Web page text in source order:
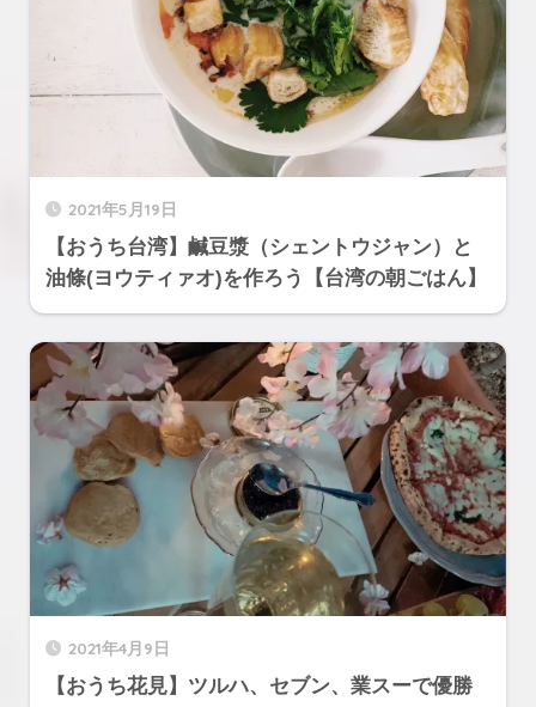
2021年5月19日
【おうち台湾】鹹豆漿（シェントウジャン）と
油條(ヨウティァオ)を作ろう【台湾の朝ごはん】
2021年4月9日
【おうち花見】ツルハ、セブン、業スーで優勝